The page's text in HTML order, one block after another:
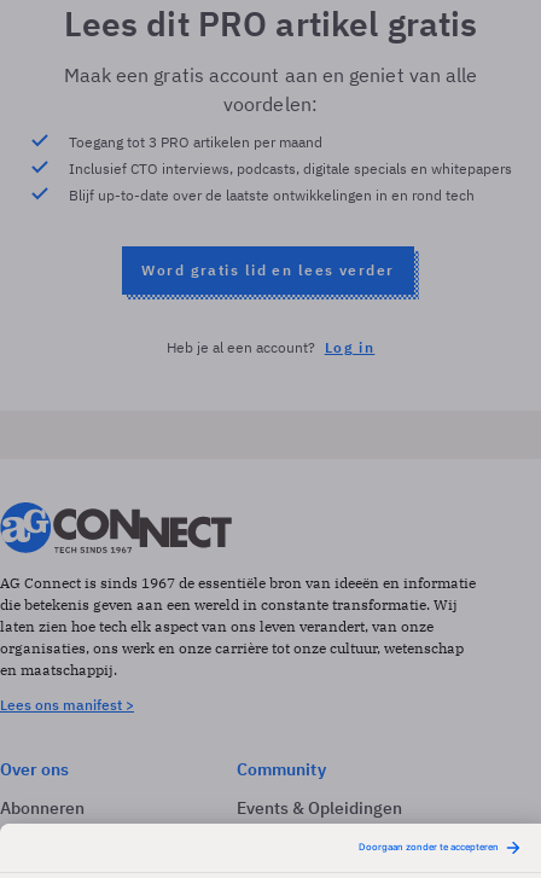
Lees dit PRO artikel gratis
Maak een gratis account aan en geniet van alle
voordelen:
Toegang tot 3 PRO artikelen per maand
Inclusief CTO interviews, podcasts, digitale specials en whitepapers
Blijf up-to-date over de laatste ontwikkelingen in en rond tech
Word gratis lid en lees verder
Heb je al een account? Log in
AG Connect is sinds 1967 de essentiële bron van ideeën en informatie
die betekenis geven aan een wereld in constante transformatie. Wij
laten zien hoe tech elk aspect van ons leven verandert, van onze
organisaties, ons werk en onze carrière tot onze cultuur, wetenschap
en maatschappij.
Lees ons manifest >
Over ons
Abonneren
Adverteren
Community
Events & Opleidingen